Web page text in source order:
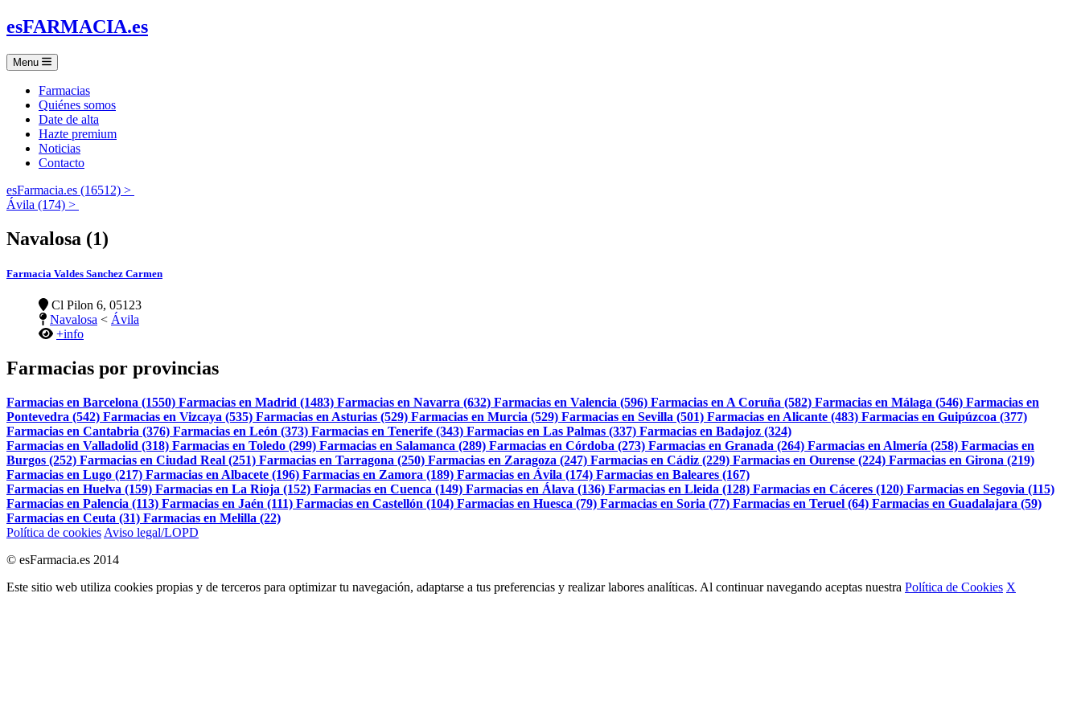
esFARMACIA.es
Menu
Farmacias
Quiénes somos
Date de alta
Hazte premium
Noticias
Contacto
esFarmacia.es (16512) >
Ávila (174) >
Navalosa (1)
Farmacia Valdes Sanchez Carmen
Cl Pilon 6, 05123
Navalosa < Ávila
+info
Farmacias por provincias
Farmacias en Barcelona (1550) Farmacias en Madrid (1483) Farmacias en Navarra (632) Farmacias en Valencia (596) Farmacias en A Coruña (582) Farmacias en Málaga (546) Farmacias en
Pontevedra (542) Farmacias en Vizcaya (535) Farmacias en Asturias (529) Farmacias en Murcia (529) Farmacias en Sevilla (501) Farmacias en Alicante (483) Farmacias en Guipúzcoa (377)
Farmacias en Cantabria (376) Farmacias en León (373) Farmacias en Tenerife (343) Farmacias en Las Palmas (337) Farmacias en Badajoz (324)
Farmacias en Valladolid (318) Farmacias en Toledo (299) Farmacias en Salamanca (289) Farmacias en Córdoba (273) Farmacias en Granada (264) Farmacias en Almería (258) Farmacias en
Burgos (252) Farmacias en Ciudad Real (251) Farmacias en Tarragona (250) Farmacias en Zaragoza (247) Farmacias en Cádiz (229) Farmacias en Ourense (224) Farmacias en Girona (219)
Farmacias en Lugo (217) Farmacias en Albacete (196) Farmacias en Zamora (189) Farmacias en Ávila (174) Farmacias en Baleares (167)
Farmacias en Huelva (159) Farmacias en La Rioja (152) Farmacias en Cuenca (149) Farmacias en Álava (136) Farmacias en Lleida (128) Farmacias en Cáceres (120) Farmacias en Segovia (115)
Farmacias en Palencia (113) Farmacias en Jaén (111) Farmacias en Castellón (104) Farmacias en Huesca (79) Farmacias en Soria (77) Farmacias en Teruel (64) Farmacias en Guadalajara (59)
Farmacias en Ceuta (31) Farmacias en Melilla (22)
Política de cookies Aviso legal/LOPD
© esFarmacia.es 2014
Este sitio web utiliza cookies propias y de terceros para optimizar tu navegación, adaptarse a tus preferencias y realizar labores analíticas. Al continuar navegando aceptas nuestra Política de Cookies X